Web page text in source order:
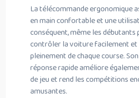
La télécommande ergonomique
en main confortable et une
conséquent, même les débutants
contrôler la voiture facilement
pleinement de chaque course.
réponse rapide améliore
de jeu et rend les compétitions
amusantes.